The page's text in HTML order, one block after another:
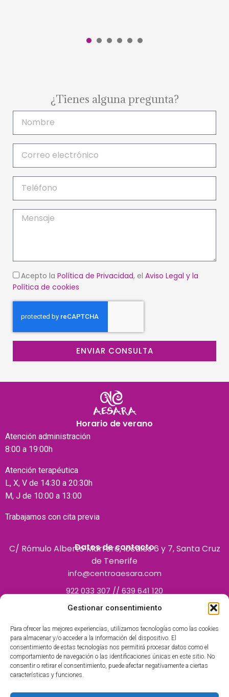
Gestionar consentimiento
Para ofrecer las mejores experiencias, utilizamos tecnologías como las cookies
para almacenar y/o acceder a la información del dispositivo. El
consentimiento de estas tecnologías nos permitirá procesar datos como el
comportamiento de navegación o las identificaciones únicas en este sitio. No
consentir o retirar el consentimiento, puede afectar negativamente a ciertas
características y funciones.
¿Tienes alguna pregunta?
Acepto la Política de Privacidad, el Aviso Legal y la
Política de cookies
ENVIAR CONSULTA
Horario de verano
Atención administración
8:00 a 19:00h
Atención terapéutica
L, X, V de 14:30 a 20:30h
M, J de 10:00 a 13:00
Trabajamos con cita previa
Datos de contacto
C/ Rómulo Alberto Marrero, locales 6 y 7, Santa Cruz
de Tenerife
info@centroaesara.com
922 033 307 // 639 641 120
Autorizados por el Servicio Canario de la Salud como centro